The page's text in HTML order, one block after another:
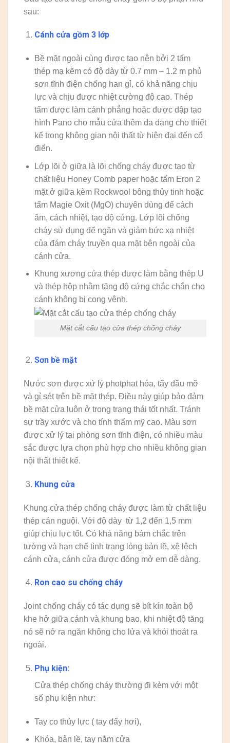
sau:
Cánh cửa gồm 3 lớp
Bề mặt ngoài cùng được tạo nên bởi 2 tấm
thép mạ kẽm có độ dày từ 0.7 mm – 1.2 m phủ
sơn tĩnh điện chống han gỉ, có khả năng chịu
lực và chịu được nhiệt cường độ cao. Thép
tấm được làm cánh phẳng hoặc được dập tạo
hình Pano cho mẫu cửa thêm đa dạng cho thiết
kế trong không gian nội thất từ hiện đại đến cổ
điển.
Lớp lõi ở giữa là lõi chống cháy được tạo từ
chất liệu Honey Comb paper hoặc tấm Eron 2
mặt ở giữa kèm Rockwool bông thủy tinh hoặc
tấm Magie Oxit (MgO) chuyên dùng để cách
âm, cách nhiệt, tạo độ cứng. Lớp lõi chống
cháy sử dụng để ngăn và giảm bức xạ nhiệt
của đám cháy truyền qua mặt bên ngoài của
cánh cửa.
Khung xương cửa thép được làm bằng thép U
và thép hộp nhằm tăng độ cứng chắc chắn cho
cánh không bị cong vênh.
Mặt cắt cấu tạo cửa thép chống cháy
Sơn bề mặt
Nước sơn được xử lý photphat hóa, tẩy dầu mỡ
và gỉ sét trên bề mặt thép. Điều này giúp bảo đảm
bề mặt cửa luôn ở trong trạng thái tốt nhất. Tránh
sự trầy xước và cho tính thẩm mỹ cao. Màu sơn
được xử lý tại phòng sơn tĩnh điện, có nhiều màu
sắc được lựa chọn phù hợp cho nhiều không gian
nội thất thiết kế.
Khung cửa
Khung cửa thép chống cháy được làm từ chất liệu
thép cán nguội. Với độ dày từ 1,2 đến 1,5 mm
giúp chịu lực tốt. Có khả năng bám chắc trên
tường và hạn chế tình trạng lỏng bản lề, xệ lệch
cánh cửa, cánh cửa được đóng mở em dễ dàng.
Ron cao su chống cháy
Joint chống cháy có tác dụng sẽ bít kín toàn bộ
khe hở giữa cánh và khung bao, khi nhiệt độ tăng
nó sẽ nở ra ngăn không cho lửa và khói thoát ra
ngoài.
Phụ kiện:
Cửa thép chống cháy thường đi kèm với một
số phụ kiện như:
Tay co thủy lực ( tay đẩy hơi),
Khóa, bản lề, tay nắm cửa